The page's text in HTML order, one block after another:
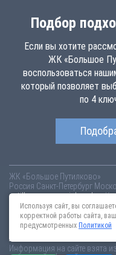
Подбор
Если вы хотите
ЖК «Большое
воспользоваться
который позволяет
по 4
ЖК «Большое Путилково»
Россия Санкт-Петербург
putilkovo.novopoisk.msk.ru
«Большое Путилково» от
районе. Квартиры
Информация на сайте взята
Используя сайт, вы
корректной работы сайта,
предусмотренных Политикой